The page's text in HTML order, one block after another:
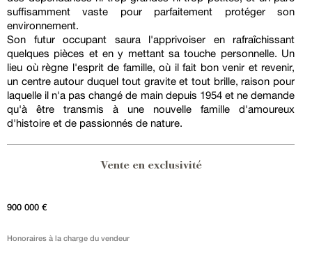
suffisamment vaste pour parfaitement protéger son
environnement.
Son futur occupant saura l'apprivoiser en rafraîchissant
quelques pièces et en y mettant sa touche personnelle. Un
lieu où règne l'esprit de famille, où il fait bon venir et revenir,
un centre autour duquel tout gravite et tout brille, raison pour
laquelle il n'a pas changé de main depuis 1954 et ne demande
qu'à être transmis à une nouvelle famille d'amoureux
d'histoire et de passionnés de nature.
Vente en exclusivité
900 000 €
Honoraires à la charge du vendeur